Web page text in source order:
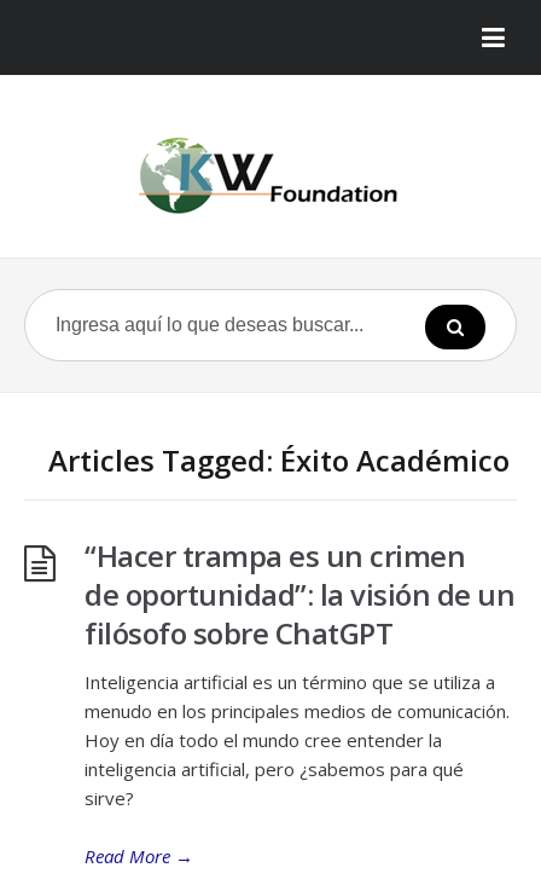
Articles Tagged: Éxito Académico
“Hacer trampa es un crimen
de oportunidad”: la visión de un
filósofo sobre ChatGPT
Inteligencia artificial es un término que se utiliza a
menudo en los principales medios de comunicación.
Hoy en día todo el mundo cree entender la
inteligencia artificial, pero ¿sabemos para qué
sirve?
Read More →